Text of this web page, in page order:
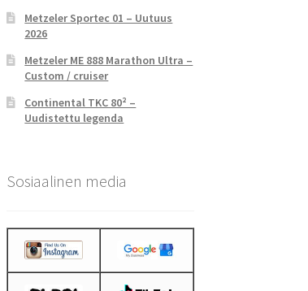
Metzeler Sportec 01 – Uutuus
2026
Metzeler ME 888 Marathon Ultra –
Custom / cruiser
Continental TKC 80² –
Uudistettu legenda
Sosiaalinen media